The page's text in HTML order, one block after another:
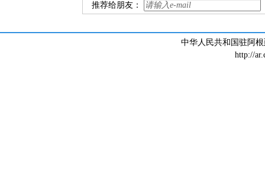
推荐给朋友：
中华人民共和国驻阿
http://